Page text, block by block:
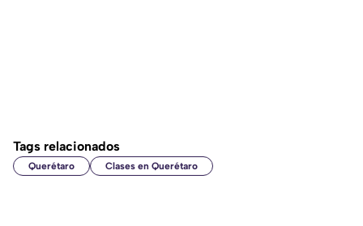
Tags relacionados
Querétaro Clases en Querétaro